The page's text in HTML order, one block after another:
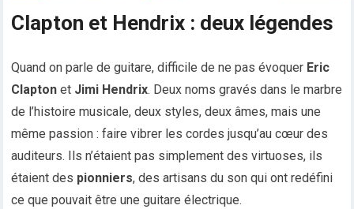
Clapton et Hendrix : deux légendes
Quand on parle de guitare, difficile de ne pas évoquer Eric
Clapton et Jimi Hendrix. Deux noms gravés dans le marbre
de l’histoire musicale, deux styles, deux âmes, mais une
même passion : faire vibrer les cordes jusqu’au cœur des
auditeurs. Ils n’étaient pas simplement des virtuoses, ils
étaient des pionniers, des artisans du son qui ont redéfini
ce que pouvait être une guitare électrique.